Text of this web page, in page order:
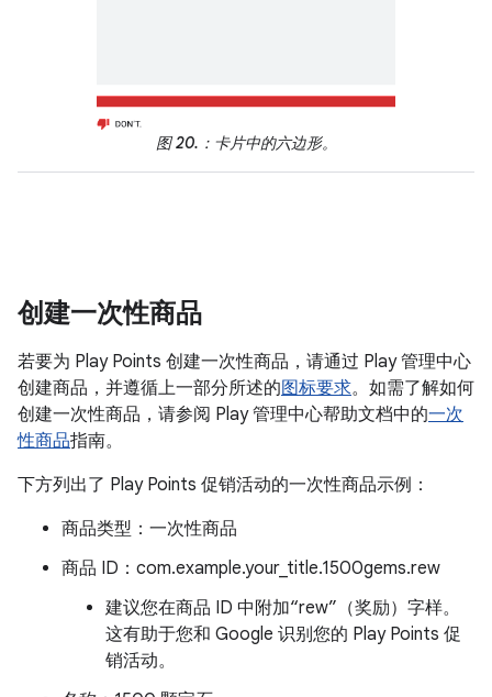
图 20. ：卡片中的六边形。
创建一次性商品
若要为 Play Points 创建一次性商品，请通过 Play 管理中心
创建商品，并遵循上一部分所述的图标要求。如需了解如何
创建一次性商品，请参阅 Play 管理中心帮助文档中的一次
性商品指南。
下方列出了 Play Points 促销活动的一次性商品示例：
商品类型：一次性商品
商品 ID：com.example.your_title.1500gems.rew
建议您在商品 ID 中附加“rew”（奖励）字样。
这有助于您和 Google 识别您的 Play Points 促
销活动。